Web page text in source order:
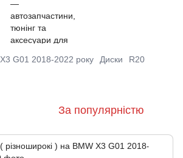
X3 G01 2018-2022 року Диски R20
За популярністю